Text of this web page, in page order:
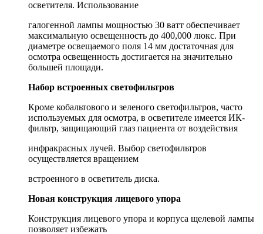
осветителя. Использование
галогенной лампы мощностью 30 ватт обеспечивает
максимальную освещенность до 400,000 люкс. При
диаметре освещаемого поля 14 мм достаточная для
осмотра освещенность достигается на значительно
большей площади.
Набор встроенных светофильтров
Кроме кобальтового и зеленого светофильтров, часто
используемых для осмотра, в осветителе имеется ИК-
фильтр, защищающий глаз пациента от воздействия
инфракрасных лучей. Выбор светофильтров
осуществляется вращением
встроенного в осветитель диска.
Новая конструкция лицевого упора
Конструкция лицевого упора и корпуса щелевой лампы
позволяет избежать